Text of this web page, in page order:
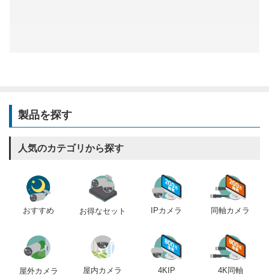
製品を探す
人気のカテゴリから探す
おすすめ お得なセット IPカメラ 同軸カメラ
屋外カメラ 屋内カメラ 4KIP 4K同軸